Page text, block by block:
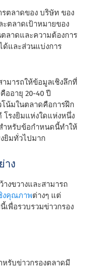
รตลาดของ บริษัท ของ
ตลาดเป้าหมายของ
ลาดและความต้องการ
ด้และส่วนแบ่งการ
มารถให้ข้อมูลเชิงลึกที่
อายุ 20-40 ปี
น้มในตลาดคือการฝึก
โรงยิมแห่งใดแห่งหนึ่ง
าหรับข้อกําหนดนี้ทําให้
งยิมทั่วไปมาก
าง
งขวางและสามารถ
งคุณภาพต่างๆ แต่
พื่อรวบรวมข่าวกรอง
หรับข่าวกรองตลาดมี